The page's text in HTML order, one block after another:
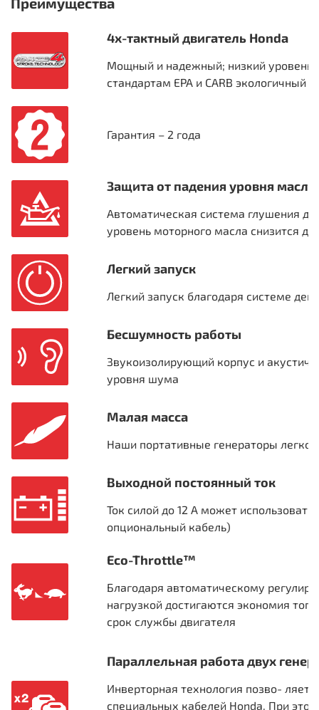
4х-тактный двигатель Honda
Мощный и надежный; низкий уровень
стандартам EPA и CARB экологичный
Гарантия – 2 года
Защита от падения уровня масла
Автоматическая система глушения
уровень моторного масла снизится
Легкий запуск
Легкий запуск благодаря системе
Бесшумность работы
Звукоизолирующий корпус и
уровня шума
Малая масса
Наши портативные генераторы легко
Выходной постоянный ток
Ток силой до 12 А может
опциональный кабель)
Eco-Throttle™
Благодаря автоматическому
нагрузкой достигаются экономия
срок службы двигателя
Параллельная работа двух
Инверторная технология позво-
специальных кабелей Honda. При